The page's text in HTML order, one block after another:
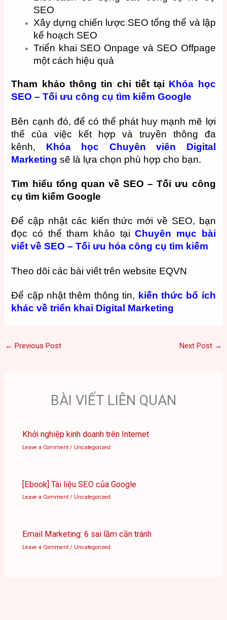
SEO
Xây dựng chiến lược SEO tổng thể và lập
kế hoạch SEO
Triển khai SEO Onpage và SEO Offpage
một cách hiệu quả
Tham khảo thông tin chi tiết tại Khóa học
SEO – Tối ưu công cụ tìm kiếm Google
Bên cạnh đó, để có thể phát huy mạnh mẽ lợi
thế của việc kết hợp và truyền thông đa
kênh,
Khóa học Chuyên viên Digital
Marketing sẽ là lựa chọn phù hợp cho bạn.
Tìm hiểu tổng quan về SEO – Tối ưu công
cụ tìm kiếm Google
Để cập nhật các kiến thức mới về SEO, bạn
đọc có thể tham khảo tạiChuyên mục bài
viết về SEO – Tối ưu hóa công cụ tìm kiếm
Theo dõi các bài viết trên website EQVN
Để cập nhật thêm thông tin, kiến thức bổ ích
khác về triển khai Digital Marketing
← Previous Post Next Post →
BÀI VIẾT LIÊN QUAN
Khởi nghiệp kinh doanh trên Internet
Leave a Comment / Uncategorized
[Ebook] Tài liệu SEO của Google
Leave a Comment / Uncategorized
Email Marketing: 6 sai lầm cần tránh
Leave a Comment / Uncategorized